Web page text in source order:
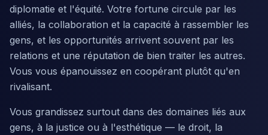
diplomatie et l'équité. Votre fortune circule par les
alliés, la collaboration et la capacité à rassembler les
gens, et les opportunités arrivent souvent par les
relations et une réputation de bien traiter les autres.
Vous vous épanouissez en coopérant plutôt qu'en
rivalisant.
Vous grandissez surtout dans des domaines liés aux
gens, à la justice ou à l'esthétique — le droit, la